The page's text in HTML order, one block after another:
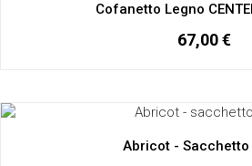
Cofanetto Legno
67,00 €
Abricot - Sacchetto